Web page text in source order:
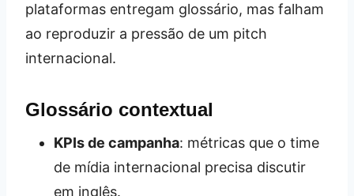
plataformas entregam glossário, mas falham
ao reproduzir a pressão de um pitch
internacional.
Glossário contextual
KPIs de campanha: métricas que o time
de mídia internacional precisa discutir
em inglês.